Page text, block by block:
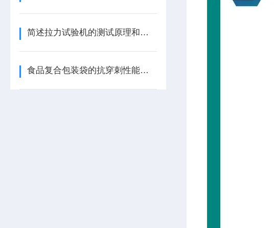
简述拉力试验机的测试原理和测试方法
食品复合包装袋的抗穿刺性能检测方法与仪器